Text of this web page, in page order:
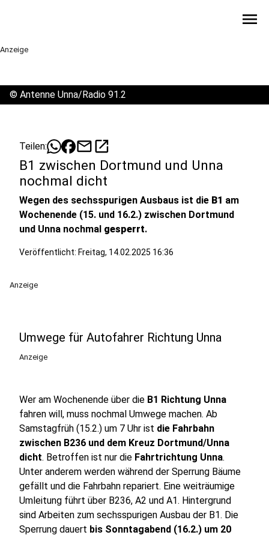
menu
Anzeige
© Antenne Unna/Radio 91.2
Teilen: mailopen_in_new
B1 zwischen Dortmund und Unna
nochmal dicht
Wegen des sechsspurigen Ausbaus ist die B1 am
Wochenende (15. und 16.2.) zwischen Dortmund
und Unna nochmal gesperrt.
Veröffentlicht: Freitag, 14.02.2025 16:36
Anzeige
Umwege für Autofahrer Richtung Unna
Anzeige
Wer am Wochenende über die B1 Richtung Unna
fahren will, muss nochmal Umwege machen. Ab
Samstagfrüh (15.2.) um 7 Uhr ist die Fahrbahn
zwischen B236 und dem Kreuz Dortmund/Unna
dicht. Betroffen ist nur die Fahrtrichtung Unna.
Unter anderem werden während der Sperrung Bäume
gefällt und die Fahrbahn repariert. Eine weiträumige
Umleitung führt über B236, A2 und A1. Hintergrund
sind Arbeiten zum sechsspurigen Ausbau der B1. Die
Sperrung dauert bis Sonntagabend (16.2.) um 20